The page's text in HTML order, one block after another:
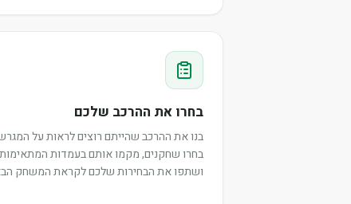
בחרו את ההרכב שלכם
בנו את ההרכב שהייתם רוצים לראות על
בחרו שחקנים, מקמו אותם בעמדות המתאימות
ושתפו את הבחירות שלכם לקראת המשחק